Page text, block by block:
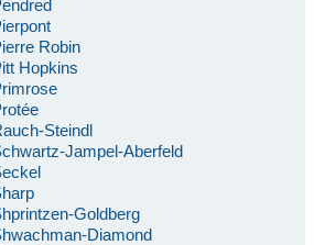
Robin
Hopkins
Steindl
Jampel-Aberfeld
Goldberg
Diamond